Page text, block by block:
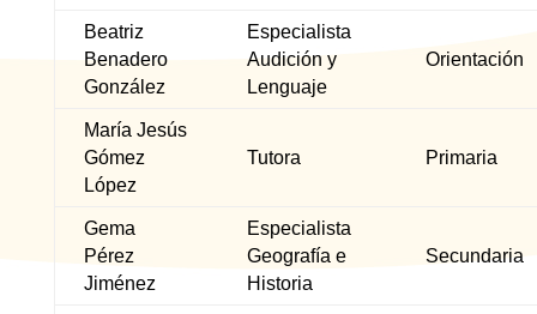
Beatriz
Benadero
González
Especialista
Audición y
Lenguaje
Orientación
María Jesús
Gómez
López
Tutora Primaria
Gema
Pérez
Jiménez
Especialista
Geografía e
Historia
Secundaria